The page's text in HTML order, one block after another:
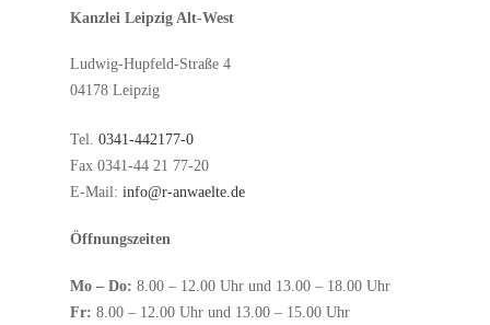
Kanzlei Leipzig Alt-West
Ludwig-Hupfeld-Straße 4
04178 Leipzig
Tel. 0341-442177-0
Fax 0341-44 21 77-20
E-Mail: info@r-anwaelte.de
Öffnungszeiten
Mo – Do: 8.00 – 12.00 Uhr und 13.00 – 18.00 Uhr
Fr: 8.00 – 12.00 Uhr und 13.00 – 15.00 Uhr